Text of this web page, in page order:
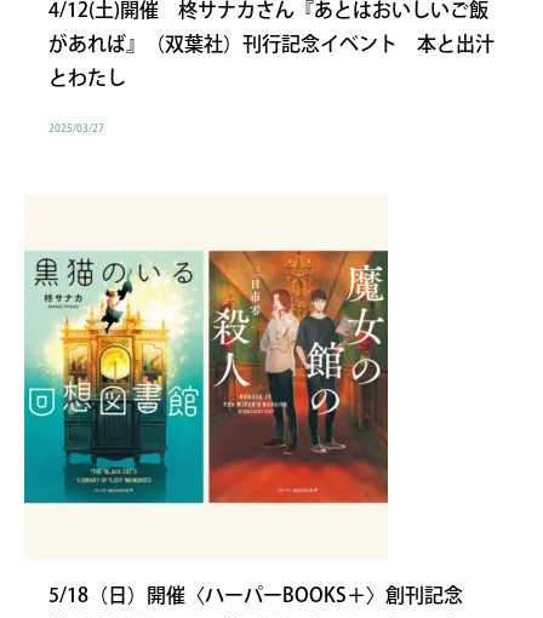
4/12(土)開催 柊サナカさん『あとはおいしいご飯
があれば』（双葉社）刊行記念イベント 本と出汁
とわたし
2025/03/27
5/18（日）開催〈ハーパーBOOKS＋〉創刊記念